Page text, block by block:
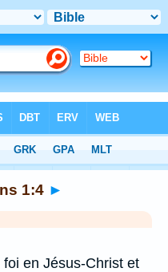
1:4 ►
en Jésus-Christ et